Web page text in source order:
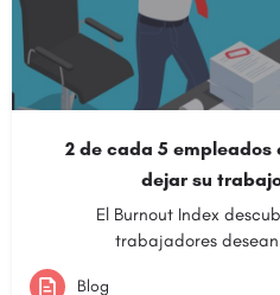
2 de cada 5
dejar su
El Burnout Index
trabajadores
Blog